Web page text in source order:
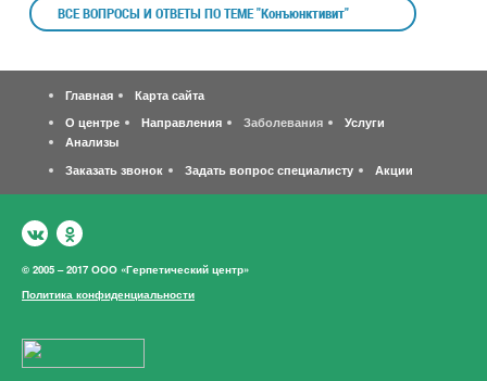
ВСЕ ВОПРОСЫ И ОТВЕТЫ ПО ТЕМЕ "Конъюнктивит"
Главная
Карта сайта
О центре
Направления Заболевания
Услуги
Анализы
Заказать звонок
Задать вопрос специалисту Акции
© 2005 – 2017 ООО «Герпетический центр»
Политика конфиденциальности